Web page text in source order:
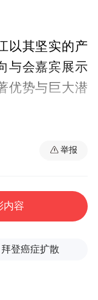
以其坚实的产
与会嘉宾展示
优势与巨大潜
举报
内容
拜登癌症扩散